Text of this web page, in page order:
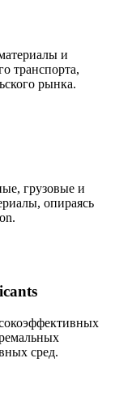
и
транспорта,
рынка.
грузовые и
опираясь
сред.